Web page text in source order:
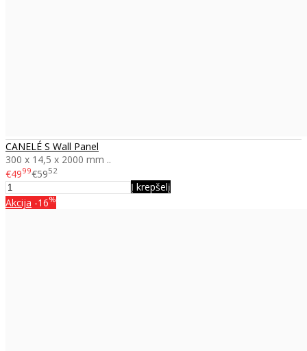
CANELÉ S Wall Panel
300 x 14,5 x 2000 mm ..
€4999€5952
Į krepšelį
Akcija -16%